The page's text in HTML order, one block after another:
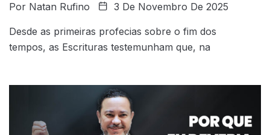
Por Natan Rufino 3 De Novembro De 2025
Desde as primeiras profecias sobre o fim dos
tempos, as Escrituras testemunham que, na